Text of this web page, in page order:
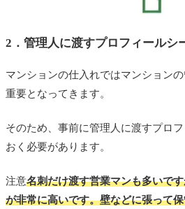
2．管理人に渡すプロフィールシ
マンションの仕入れではマンション
重要となってきます。
そのため、事前に管理人に渡すプロ
おく必要があります。
注意名刺だけ渡す営業マンも多いで
が非常に高いです。壁などに張って